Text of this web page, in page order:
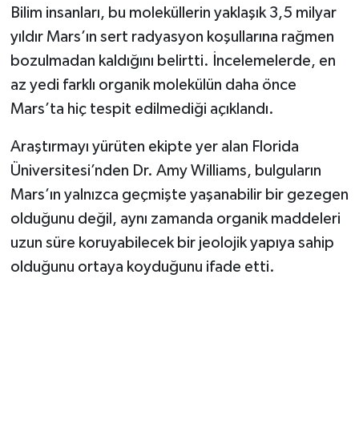
Bilim insanları, bu moleküllerin yaklaşık 3,5 milyar
yıldır Mars’ın sert radyasyon koşullarına rağmen
bozulmadan kaldığını belirtti. İncelemelerde, en
az yedi farklı organik molekülün daha önce
Mars’ta hiç tespit edilmediği açıklandı.
Araştırmayı yürüten ekipte yer alan Florida
Üniversitesi’nden Dr. Amy Williams, bulguların
Mars’ın yalnızca geçmişte yaşanabilir bir gezegen
olduğunu değil, aynı zamanda organik maddeleri
uzun süre koruyabilecek bir jeolojik yapıya sahip
olduğunu ortaya koyduğunu ifade etti.
Seri İlan
Sokak Hayvanlarını Sahiplendirme
Spor
Vasıta